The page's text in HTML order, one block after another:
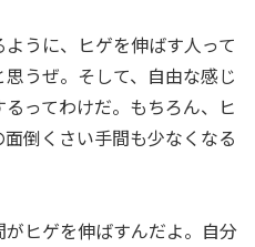
うに、ヒゲを伸ばす人って
うぜ。そして、自由な感じ
ってわけだ。もちろん、ヒ
倒くさい手間も少なくなる
ヒゲを伸ばすんだよ。自分